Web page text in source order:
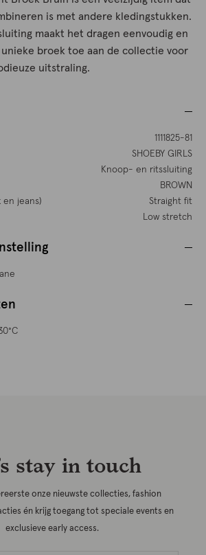
is met andere kledingstukken.
maakt het dragen eenvoudig en
unieke broek toe aan de collectie voor
uitstraling.
1111825-81
SHOEBY GIRLS
Knoop- en ritssluiting
BROWN
en jeans)
Straight fit
Low stretch
stay in touch
onze nieuwste collecties, fashion
én krijg toegang tot speciale events en
exclusieve early access.